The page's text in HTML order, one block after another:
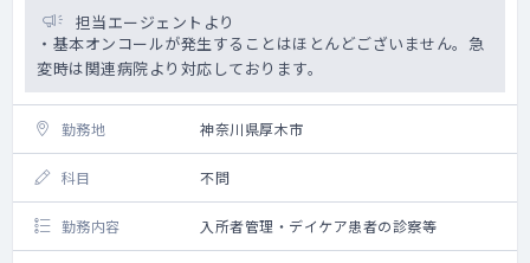
担当エージェントより
・基本オンコールが発生することはほとんどございません。急
変時は関連病院より対応しております。
勤務地 神奈川県厚木市
科目 不問
勤務内容 入所者管理・デイケア患者の診察等